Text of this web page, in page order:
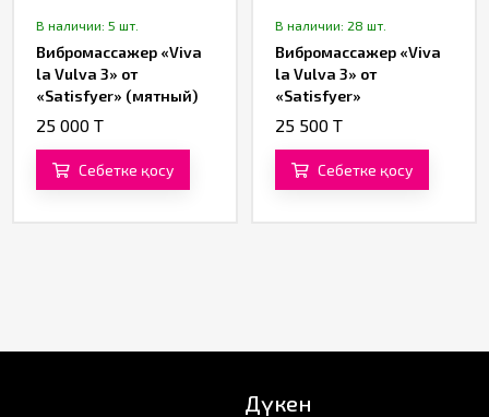
В наличии: 5 шт.
Вибромассажер «Viva
la Vulva 3» от
«Satisfyer» (мятный)
25 000 T
Себетке қосу
В наличии: 28 шт.
Вибромассажер «Viva
la Vulva 3» от
«Satisfyer»
(фиолетовый)
25 500 T
Себетке қосу
Дүкен